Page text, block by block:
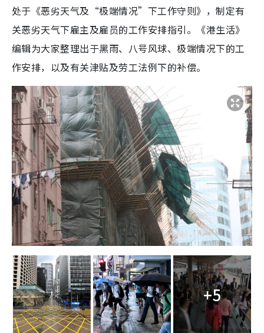
处于《恶劣天气及“极端情况”下工作守则》，制定有
关恶劣天气下雇主及雇员的工作安排指引。《港生活》
编辑为大家整理出于黑雨、八号风球、极端情况下的工
作安排，以及有关津贴及劳工法例下的补偿。
+5